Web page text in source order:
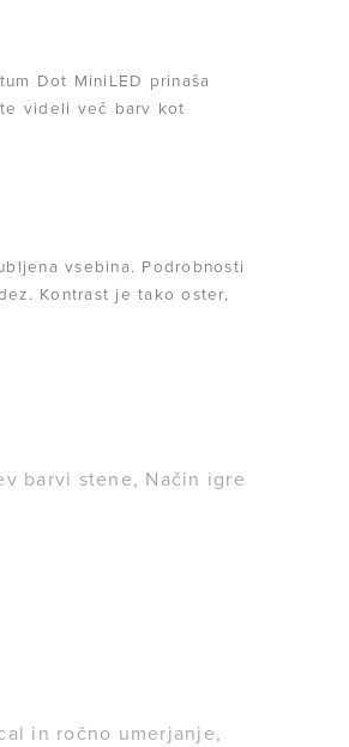
Dot MiniLED prinaša
videli več barv kot
vsebina. Podrobnosti
Kontrast je tako oster,
barvi stene, Način igre
in ročno umerjanje,